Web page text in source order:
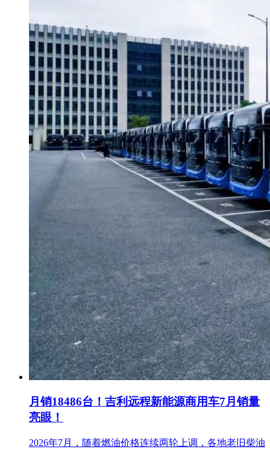
月销18486台！吉利远程新能源商用车7月销量
亮眼！
2026年7月，随着燃油价格连续两轮上调，各地老旧柴油